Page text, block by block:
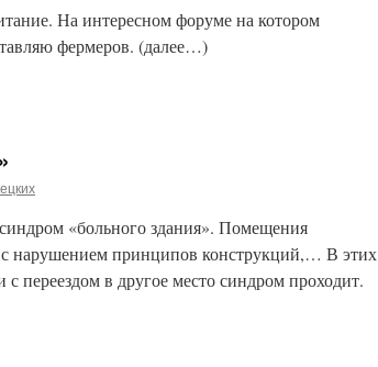
На интересном форуме на котором
фермеров. (далее…)
«больного здания». Помещения
нарушением принципов конструкций,… В этих
переездом в другое место синдром проходит.